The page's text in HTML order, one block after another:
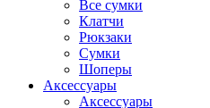
Все сумки
Клатчи
Рюкзаки
Сумки
Шоперы
Аксессуары
Аксессуары